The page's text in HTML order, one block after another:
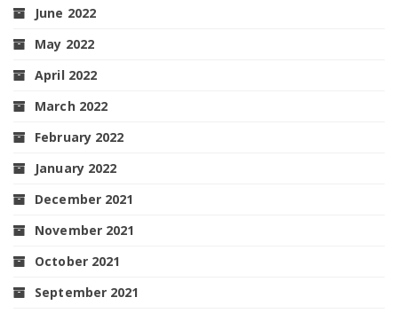
June 2022
May 2022
April 2022
March 2022
February 2022
January 2022
December 2021
November 2021
October 2021
September 2021